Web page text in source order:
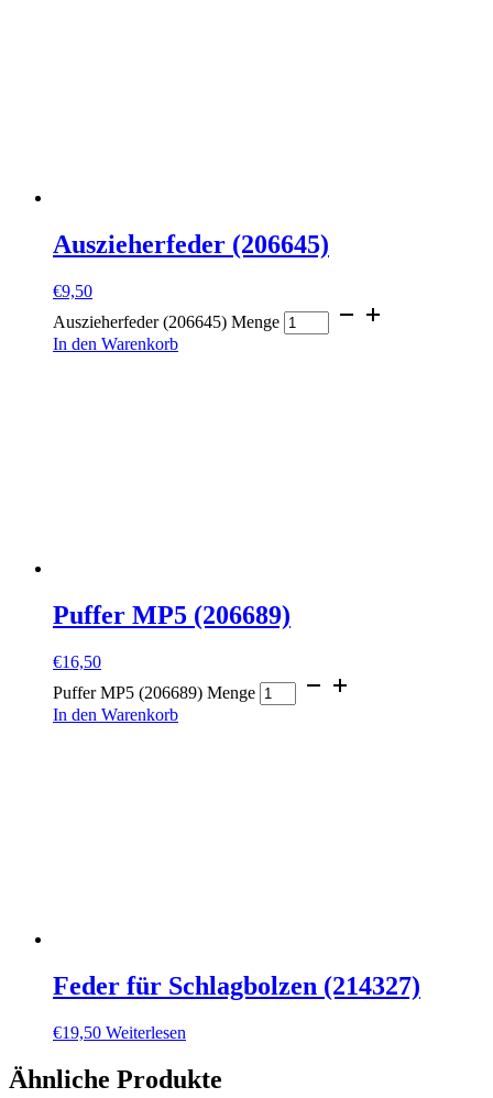
Auszieherfeder (206645)
€9,50
Auszieherfeder (206645) Menge
In den Warenkorb
Puffer MP5 (206689)
€16,50
Puffer MP5 (206689) Menge
In den Warenkorb
Feder für Schlagbolzen (214327)
€19,50 Weiterlesen
Ähnliche Produkte